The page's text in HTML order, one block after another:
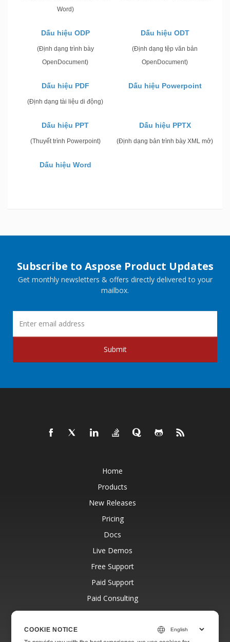
Word)
Dấu hiệu ODP
(Định dạng trình bày
OpenDocument)
Dấu hiệu ODT
(Định dạng tệp văn bản
OpenDocument)
Dấu hiệu PDF
(Định dạng tài liệu di động)
Dấu hiệu Powerpoint
Dấu hiệu PPT
(Thuyết trình Powerpoint)
Dấu hiệu PPTX
(Định dạng bản trình bày XML mở)
Dấu hiệu Word
Subscribe to Aspose Product Updates
Get monthly newsletters & offers directly delivered to your
mailbox.
Submit
Home
Products
New Releases
Pricing
Docs
Live Demos
Free Support
Paid Support
Paid Consulting
Blog
COOKIE NOTICE